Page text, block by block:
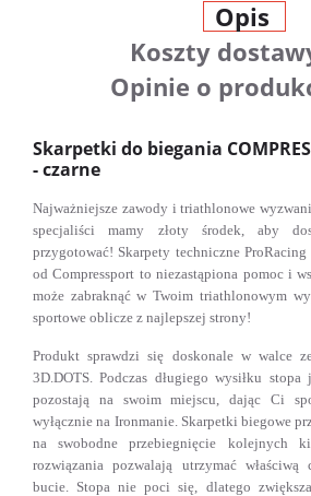
Opis
Koszty
Cena nie zawiera
kosztów płatności
Opinie o
Skarpetki do biegania
- czarne
Najważniejsze zawody i triathlonowe
specjaliści mamy złoty środek, aby
przygotować! Skarpety techniczne
od Compressport to niezastąpiona pomoc i
może zabraknąć w Twoim triathlonowym
sportowe oblicze z najlepszej strony!
Produkt sprawdzi się doskonale w walce
3D.DOTS. Podczas długiego wysiłku
pozostają na swoim miejscu, dając Ci
wyłącznie na Ironmanie. Skarpetki biegowe
na swobodne przebiegnięcie kolejnych
rozwiązania pozwalają utrzymać
bucie. Stopa nie poci się, dlatego